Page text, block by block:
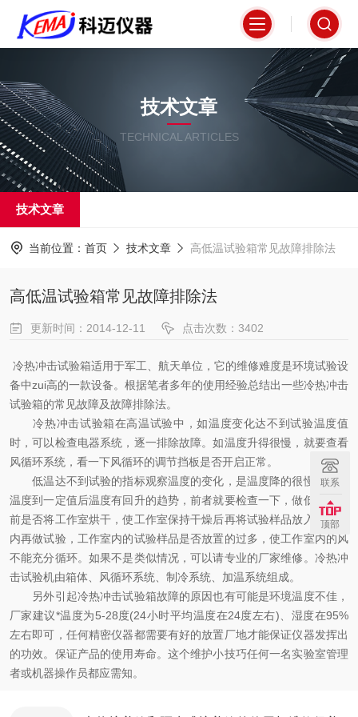
技术文章
TECHNICAL ARTICLES
技术文章
当前位置： 首页 技术文章 高低温试验箱常见故障排除法
高低温试验箱常见故障排除法
更新时间：2014-12-11 点击次数：3402
冷热冲击试验箱适用于军工、航天单位，它的维修难度是环境试验设
备中zui高的一款设备。根据笔者多年的使用经验总结出一些冷热冲击
试验箱的常见故障及故障排除法。
冷热冲击试验箱在高温试验中，如温度变化达不到试验温度值
时，可以检查电器系统，逐一排除故障。如温度升得很慢，就要查看
风循环系统，看一下风循环的调节挡板是否开启正常。
低温达不到试验的指标观察温度的变化，是温度降的很慢，还是
温度到一定值后温度有回升的趋势，前者就要检查一下，做低温试验
前是否将工作室烘干，使工作室保持干燥后再将试验样品放入工作室
内再做试验，工作室内的试验样品是否放置的过多，使工作室内的风
不能充分循环。如果不是类似情况，可以请专业的厂家维修。冷热冲
击试验机由箱体、风循环系统、制冷系统、加温系统组成。
另外引起冷热冲击试验箱故障的原因也有可能是环境温度不佳，
厂家建议*温度为5-28度(24小时平均温度在24度左右)、湿度在95%
左右即可，任何精密仪器都需要有好的放置厂地才能保证仪器发挥出
的功效。保证产品的使用寿命。这个维护小技巧任何一名实验室管理
者或机器操作员都应需知。
联系
顶部